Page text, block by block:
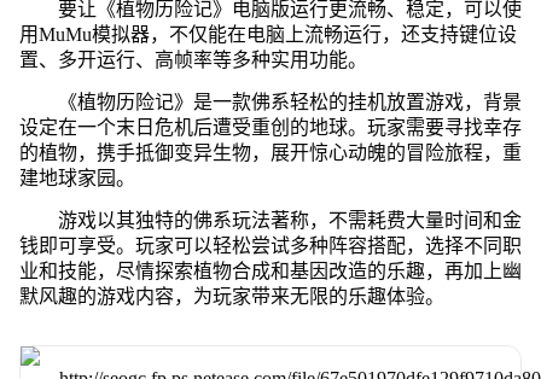
要让《植物历险记》电脑版运行更流畅、稳定，可以使
用MuMu模拟器，不仅能在电脑上流畅运行，还支持键位设
置、多开运行、高帧率等多种实用功能。
《植物历险记》是一款佛系轻松的挂机放置游戏，背景
设定在一个末日危机后遭受重创的地球。玩家需要寻找幸存
的植物，携手抵御变异生物，展开惊心动魄的冒险旅程，重
建地球家园。
游戏以其独特的佛系玩法著称，不需耗费大量时间和金
钱即可享受。玩家可以轻松尝试多种阵容搭配，选择不同职
业和技能，尽情探索植物合成和基因改造的乐趣，再加上幽
默风趣的游戏内容，为玩家带来无限的乐趣体验。